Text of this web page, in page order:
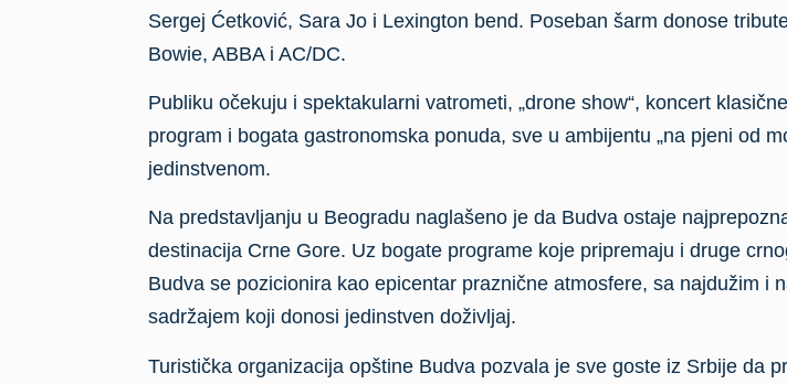
Sergej Ćetković, Sara Jo i Lexington bend. Poseban šarm donose
Bowie, ABBA i AC/DC.
Publiku očekuju i spektakularni vatrometi, „drone show“, koncert
program i bogata gastronomska ponuda, sve u ambijentu „na pjeni od
jedinstvenom.
Na predstavljanju u Beogradu naglašeno je da Budva ostaje
destinacija Crne Gore. Uz bogate programe koje pripremaju i druge
Budva se pozicionira kao epicentar praznične atmosfere, sa najdužim i
sadržajem koji donosi jedinstven doživljaj.
Turistička organizacija opštine Budva pozvala je sve goste iz Srbije da